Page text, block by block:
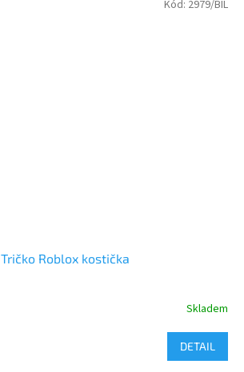
Tričko Roblox kostička
Skladem
DETAIL
Kód: 2979/BIL